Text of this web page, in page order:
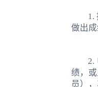
1.
做出
2.
绩，
员）